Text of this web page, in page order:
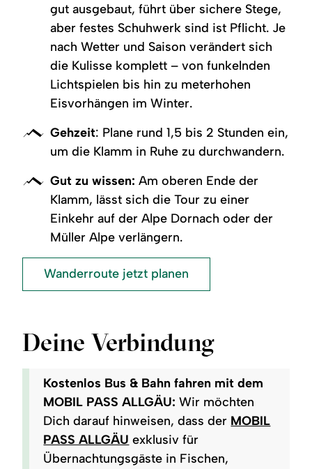
gut ausgebaut, führt über sichere Stege,
aber festes Schuhwerk sind ist Pflicht. Je
nach Wetter und Saison verändert sich
die Kulisse komplett – von funkelnden
Lichtspielen bis hin zu meterhohen
Eisvorhängen im Winter.
Gehzeit: Plane rund 1,5 bis 2 Stunden ein,
um die Klamm in Ruhe zu durchwandern.
Gut zu wissen: Am oberen Ende der
Klamm, lässt sich die Tour zu einer
Einkehr auf der Alpe Dornach oder der
Müller Alpe verlängern.
Wanderroute jetzt planen
Deine Verbindung
Kostenlos Bus & Bahn fahren mit dem
MOBIL PASS ALLGÄU: Wir möchten
Dich darauf hinweisen, dass der MOBIL
PASS ALLGÄU exklusiv für
Übernachtungsgäste in Fischen,